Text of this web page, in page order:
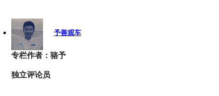
予善观车
专栏作者：骆予
独立评论员